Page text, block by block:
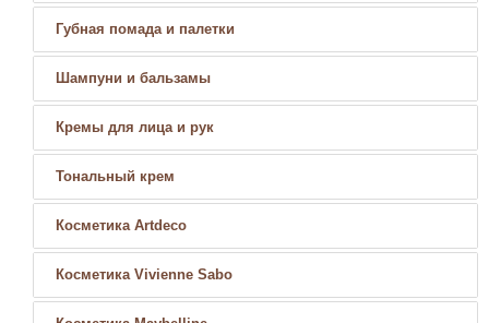
Губная помада и палетки
Шампуни и бальзамы
Кремы для лица и рук
Тональный крем
Косметика Artdeco
Косметика Vivienne Sabo